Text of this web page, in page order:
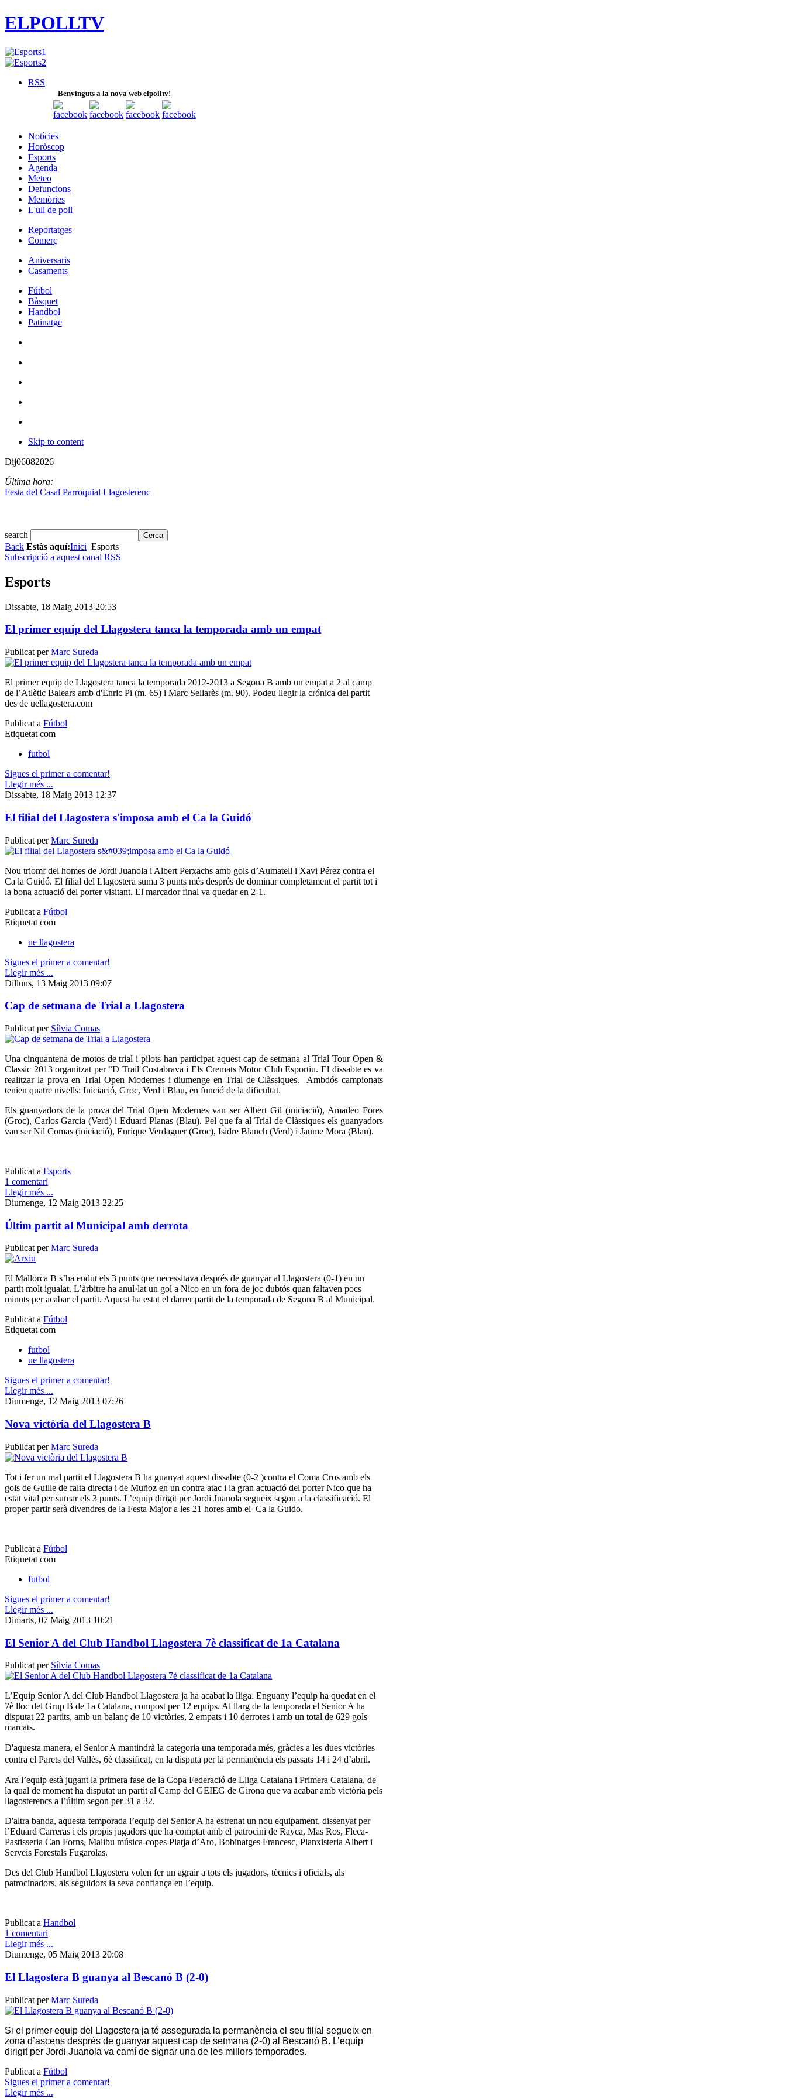
ELPOLLTV
RSS
Benvinguts a la nova web elpolltv!
Notícies
Horòscop
Esports
Agenda
Meteo
Defuncions
Memòries
L'ull de poll
Reportatges
Comerç
Aniversaris
Casaments
Fútbol
Bàsquet
Handbol
Patinatge
Skip to content
Dij06082026
Última hora:
Festa del Casal Parroquial Llagosterenc
search
Back Estàs aquí:Inici Esports
Subscripció a aquest canal RSS
Esports
Dissabte, 18 Maig 2013 20:53
El primer equip del Llagostera tanca la temporada amb un empat
Publicat perMarc Sureda
El primer equip de Llagostera tanca la temporada 2012-2013 a Segona B amb un empat a 2 al camp
de l’Atlètic Balears amb d'Enric Pi (m. 65) i Marc Sellarès (m. 90). Podeu llegir la crónica del partit
des de uellagostera.com
Publicat a Fútbol
Etiquetat com
futbol
Sigues el primer a comentar!
Llegir més ...
Dissabte, 18 Maig 2013 12:37
El filial del Llagostera s'imposa amb el Ca la Guidó
Publicat perMarc Sureda
Nou triomf del homes de Jordi Juanola i Albert Perxachs amb gols d’Aumatell i Xavi Pérez contra el
Ca la Guidó. El filial del Llagostera suma 3 punts més després de dominar completament el partit tot i
la bona actuació del porter visitant. El marcador final va quedar en 2-1.
Publicat a Fútbol
Etiquetat com
ue llagostera
Sigues el primer a comentar!
Llegir més ...
Dilluns, 13 Maig 2013 09:07
Cap de setmana de Trial a Llagostera
Publicat per Sílvia Comas
Una cinquantena de motos de trial i pilots han participat aquest cap de setmana al Trial Tour Open &
Classic 2013 organitzat per “D Trail Costabrava i Els Cremats Motor Club Esportiu. El dissabte es va
realitzar la prova en Trial Open Modernes i diumenge en Trial de Clàssiques. Ambdós campionats
tenien quatre nivells: Iniciació, Groc, Verd i Blau, en funció de la dificultat.
Els guanyadors de la prova del Trial Open Modernes van ser Albert Gil (iniciació), Amadeo Fores
(Groc), Carlos Garcia (Verd) i Eduard Planas (Blau). Pel que fa al Trial de Clàssiques els guanyadors
van ser Nil Comas (iniciació), Enrique Verdaguer (Groc), Isidre Blanch (Verd) i Jaume Mora (Blau).
Publicat a Esports
1 comentari
Llegir més ...
Diumenge, 12 Maig 2013 22:25
Últim partit al Municipal amb derrota
Publicat perMarc Sureda
El Mallorca B s’ha endut els 3 punts que necessitava després de guanyar al Llagostera (0-1) en un
partit molt igualat. L’àrbitre ha anul·lat un gol a Nico en un fora de joc dubtós quan faltaven pocs
minuts per acabar el partit. Aquest ha estat el darrer partit de la temporada de Segona B al Municipal.
Publicat a Fútbol
Etiquetat com
futbol
ue llagostera
Sigues el primer a comentar!
Llegir més ...
Diumenge, 12 Maig 2013 07:26
Nova victòria del Llagostera B
Publicat perMarc Sureda
Tot i fer un mal partit el Llagostera B ha guanyat aquest dissabte (0-2 )contra el Coma Cros amb els
gols de Guille de falta directa i de Muñoz en un contra atac i la gran actuació del porter Nico que ha
estat vital per sumar els 3 punts. L’equip dirigit per Jordi Juanola segueix segon a la classificació. El
proper partir serà divendres de la Festa Major a les 21 hores amb el Ca la Guido.
Publicat a Fútbol
Etiquetat com
futbol
Sigues el primer a comentar!
Llegir més ...
Dimarts, 07 Maig 2013 10:21
El Senior A del Club Handbol Llagostera 7è classificat de 1a Catalana
Publicat per Sílvia Comas
L’Equip Senior A del Club Handbol Llagostera ja ha acabat la lliga. Enguany l’equip ha quedat en el
7è lloc del Grup B de 1a Catalana, compost per 12 equips. Al llarg de la temporada el Senior A ha
disputat 22 partits, amb un balanç de 10 victòries, 2 empats i 10 derrotes i amb un total de 629 gols
marcats.
D'aquesta manera, el Senior A mantindrà la categoria una temporada més, gràcies a les dues victòries
contra el Parets del Vallès, 6è classificat, en la disputa per la permanència els passats 14 i 24 d’abril.
Ara l’equip està jugant la primera fase de la Copa Federació de Lliga Catalana i Primera Catalana, de
la qual de moment ha disputat un partit al Camp del GEIEG de Girona que va acabar amb victòria pels
llagosterencs a l’últim segon per 31 a 32.
D'altra banda, aquesta temporada l’equip del Senior A ha estrenat un nou equipament, dissenyat per
l’Eduard Carreras i els propis jugadors que ha comptat amb el patrocini de Rayca, Mas Ros, Fleca-
Pastisseria Can Forns, Malibu música-copes Platja d’Aro, Bobinatges Francesc, Planxisteria Albert i
Serveis Forestals Fugarolas.
Des del Club Handbol Llagostera volen fer un agrair a tots els jugadors, tècnics i oficials, als
patrocinadors, als seguidors la seva confiança en l’equip.
Publicat a Handbol
1 comentari
Llegir més ...
Diumenge, 05 Maig 2013 20:08
El Llagostera B guanya al Bescanó B (2-0)
Publicat perMarc Sureda
Si el primer equip del Llagostera ja té assegurada la permanència el seu filial segueix en
zona d’ascens després de guanyar aquest cap de setmana (2-0) al Bescanó B. L’equip
dirigit per Jordi Juanola va camí de signar una de les millors temporades.
Publicat a Fútbol
Sigues el primer a comentar!
Llegir més ...